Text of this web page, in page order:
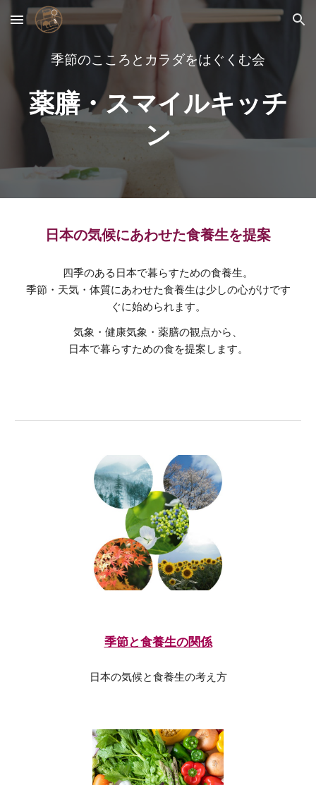
Skip to main content Skip to navigation
季節のこころとカラダをはぐくむ会
薬膳・スマイルキッチ
ン
日本の気候にあわせた食養生を提案
四季のある日本で暮らすための食養生。
季節・天気・体質にあわせた食養生は少しの心がけです
ぐに始められます。
気象・健康気象・薬膳の観点から、
日本で暮らすための食を提案します。
季節と食養生の関係
日本の気候と食養生の考え方